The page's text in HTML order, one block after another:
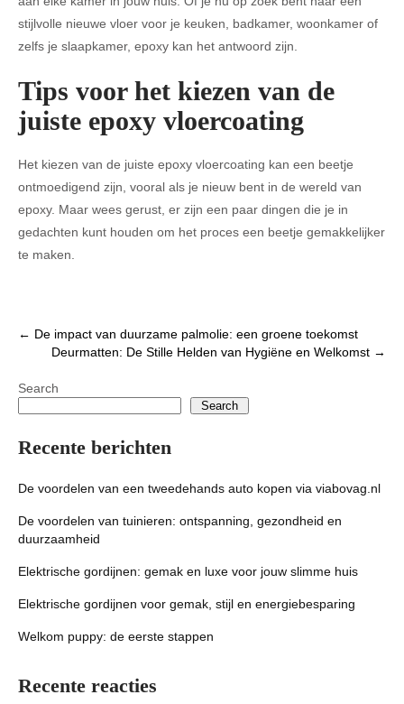
stijlvolle nieuwe vloer voor je keuken, badkamer, woonkamer of
zelfs je slaapkamer, epoxy kan het antwoord zijn.
Tips voor het kiezen van de
juiste epoxy vloercoating
Het kiezen van de juiste epoxy vloercoating kan een beetje
ontmoedigend zijn, vooral als je nieuw bent in de wereld van
epoxy. Maar wees gerust, er zijn een paar dingen die je in
gedachten kunt houden om het proces een beetje gemakkelijker
te maken.
Post
navigation
← De impact van duurzame palmolie: een groene toekomst
Deurmatten: De Stille Helden van Hygiëne en Welkomst →
Search
Search
Recente berichten
De voordelen van een tweedehands auto kopen via viabovag.nl
De voordelen van tuinieren: ontspanning, gezondheid en
duurzaamheid
Elektrische gordijnen: gemak en luxe voor jouw slimme huis
Elektrische gordijnen voor gemak, stijl en energiebesparing
Welkom puppy: de eerste stappen
Recente reacties